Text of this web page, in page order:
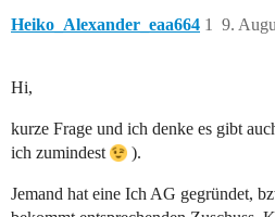
Heiko_Alexander_eaa664 9.
1
Hi,
kurze Frage und ich denke es gibt
ich zumindest
).
Jemand hat eine Ich AG gegründet,